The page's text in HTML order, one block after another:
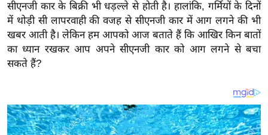
ज्ञ
रा
य
ब
खे
ल
सीएनजी कार के बिक्री भी धड़ल्ले से होती है। हालांकि, गर्मियों के दिनों
में थोड़ी सी लापरवाही की वजह से सीएनजी कार में आग लगने की भी
खबर आती है। लेकिन हम आपको आज बताते हैं कि आखिर किन बातों
का ध्यान रखकर आप अपने सीएनजी कार को आग लगने से बचा
सकते हैं?